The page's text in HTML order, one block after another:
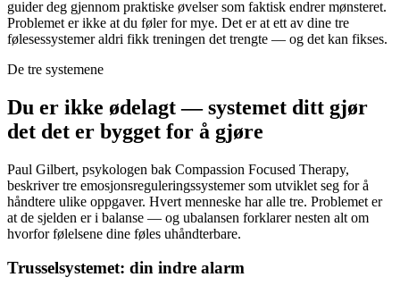
guider deg gjennom praktiske øvelser som faktisk endrer mønsteret.
Problemet er ikke at du føler for mye. Det er at ett av dine tre
følesessystemer aldri fikk treningen det trengte — og det kan fikses.
De tre systemene
Du er ikke ødelagt — systemet ditt gjør
det det er bygget for å gjøre
Paul Gilbert, psykologen bak Compassion Focused Therapy,
beskriver tre emosjonsreguleringssystemer som utviklet seg for å
håndtere ulike oppgaver. Hvert menneske har alle tre. Problemet er
at de sjelden er i balanse — og ubalansen forklarer nesten alt om
hvorfor følelsene dine føles uhåndterbare.
Trusselsystemet: din indre alarm